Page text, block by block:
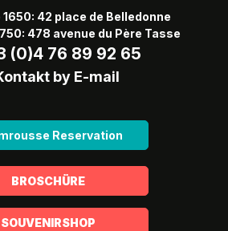
42 place de Belledonne
478 avenue du Père Tasse
(0)4 76 89 92 65
by E-mail
Reservation
BROSCHÜRE
SOUVENIRSHOP